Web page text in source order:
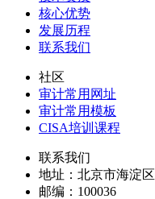
核心优势
发展历程
联系我们
社区
审计常用网址
审计常用模板
CISA培训课程
联系我们
地址： 北京市海淀
邮编： 100036